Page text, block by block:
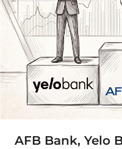
AFB Bank, Yelo